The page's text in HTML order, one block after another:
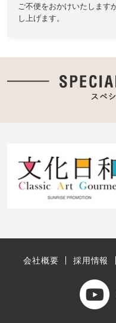
ご不便をおかけいたします
し上げます。
会社概要 採用情報